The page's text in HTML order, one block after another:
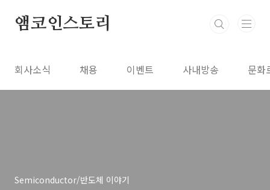
앰코인스토리
회사소식 채용 이벤트 사내방송 문화
Semiconductor/반도체 이야기